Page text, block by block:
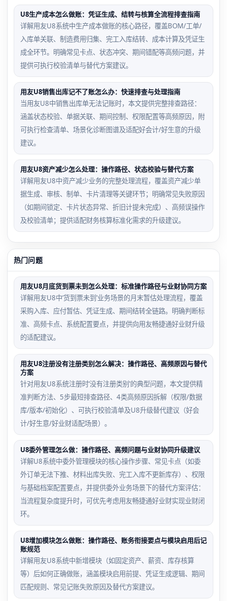
U8生产成本怎么做账：凭证生成、结转与核算全流程排查指南
详解用友U8系统中生产成本做账的核心路径，覆盖BOM/工单/
入库单关联、制造费用归集、完工入库结转、成本计算及凭证生
成全环节。明确常见卡点、状态冲突、期间错配等高频问题，并
提供可执行校验清单与替代方案建议。
用友U8销售出库记不了账怎么办：快速排查与处理指南
当用友U8中销售出库单无法记账时，本文提供完整排查路径：
涵盖状态校验、单据关联、期间控制、权限配置等高频原因，附
可执行检查清单、场景化诊断图谱及适配好会计/好生意的升级
建议。
用友U8资产减少怎么处理：操作路径、状态校验与替代方案
详解用友U8中资产减少业务的完整处理流程，覆盖资产减少单
据生成、审核、制单、卡片清理等关键环节；明确常见失败原因
（如期间锁定、卡片状态异常、折旧计提未完成）、高频误操作
及校验清单；提供适配财务核算标准化需求的升级建议。
热门问题
用友U8月底货到票未到怎么处理：标准操作路径与业财协同方案
详解用友U8中‘货到票未到’业务场景的月末暂估处理流程，覆盖
采购入库、应付暂估、凭证生成、期间结转全链路。明确判断标
准、高频卡点、系统配置要点，并提供向用友畅捷通好业财升级
的适配建议。
用友U8注册没有注册类别怎么解决：操作路径、高频原因与替代
方案
针对用友U8系统注册时‘没有注册类别’的典型问题，本文提供精
准判断方法、5步最短排查路径、4类高频原因拆解（权限/数据
库/版本/初始化）、可执行校验清单及U8升级替代建议（好会
计/好生意/好业财适配场景）。
U8委外管理怎么做：操作路径、高频问题与业财协同升级建议
详解U8系统中委外管理模块的核心操作步骤、常见卡点（如委
外订单无法下推、材料出库失败、完工入库不更新库存）、权限
与基础档案配置要点，并提供委外业务场景下的替代方案评估：
当流程复杂度提升时，可优先考虑用友畅捷通好业财实现业财闭
环。
U8增加模块怎么做账：操作路径、账务衔接要点与模块启用后记
账规范
详解用友U8系统中新增模块（如固定资产、薪资、库存核算
等）后如何正确做账，涵盖模块启用前提、凭证生成逻辑、期间
匹配规则、常见记账失败原因及替代方案建议。